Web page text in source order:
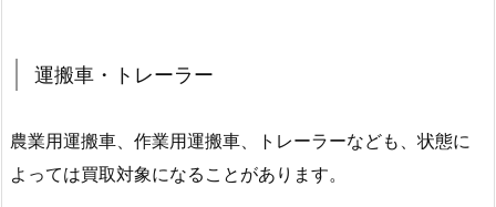
運搬車・トレーラー
農業用運搬車、作業用運搬車、トレーラーなども、状態に
よっては買取対象になることがあります。